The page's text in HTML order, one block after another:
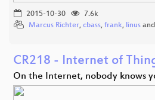
2015-10-30
7.6k
Marcus Richter, cbass, frank, linus and
CR218 - Internet of
On the Internet, nobody knows